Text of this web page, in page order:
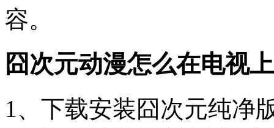
容。
囧次元动漫怎么在电视
1、下载安装囧次元纯净